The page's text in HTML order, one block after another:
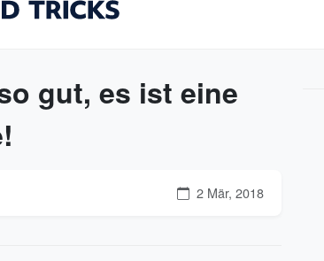
gut, es ist eine
2 Mär, 2018